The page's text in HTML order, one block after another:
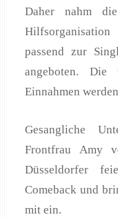
Daher nahm
passend zur
angeboten. Die
Einnahmen
Gesangliche
Frontfrau Amy
Düsseldorfer
Comeback und
mit ein.